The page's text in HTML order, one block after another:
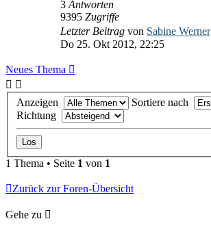
3 Antworten
9395 Zugriffe
Letzter Beitrag von Sabine Werner
Do 25. Okt 2012, 22:25
Neues Thema
Anzeigen
Sortiere nach
Richtung
1 Thema • Seite 1 von 1
Zurück zur Foren-Übersicht
Gehe zu